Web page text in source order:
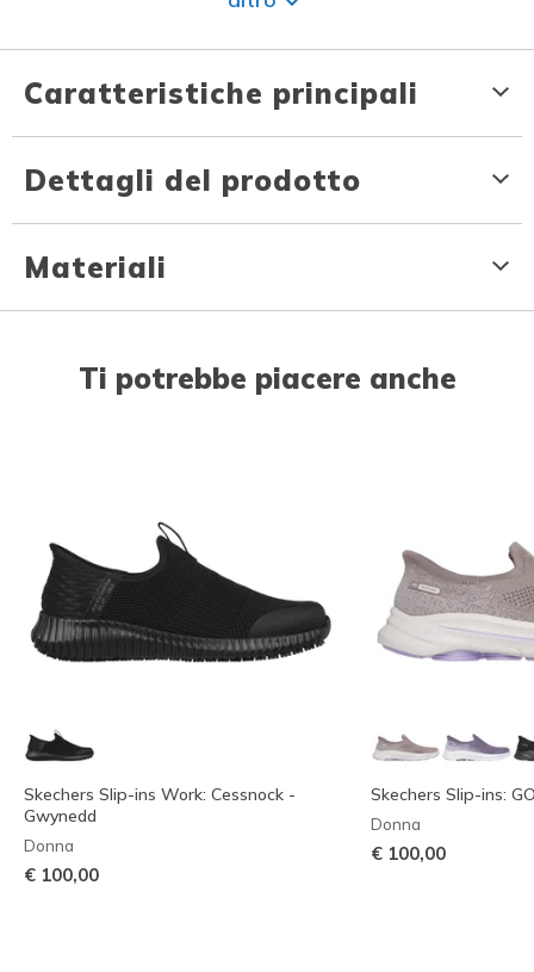
Caratteristiche principali
Dettagli del prodotto
Materiali
Ti potrebbe piacere anche
Skechers Slip-ins Work: Cessnock -
Gwynedd
Donna
€ 100,00
Skechers Slip-ins:
Donna
€ 100,00